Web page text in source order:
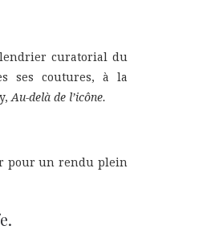
curatorial du
ses coutures, à la
Au-delà de l’icône.
pour un rendu plein